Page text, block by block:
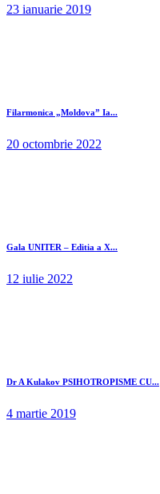
23 ianuarie 2019
Filarmonica „Moldova” Ia...
20 octombrie 2022
Gala UNITER – Editia a X...
12 iulie 2022
Dr A Kulakov PSIHOTROPISME CU...
4 martie 2019